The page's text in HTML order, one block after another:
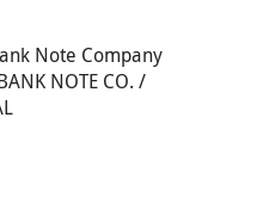
Note Company
NOTE CO. /